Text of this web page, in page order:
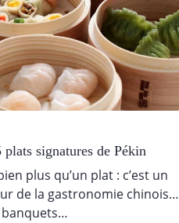
signatures de Pékin
plus qu’un plat : c’est un
de la gastronomie chinoise !